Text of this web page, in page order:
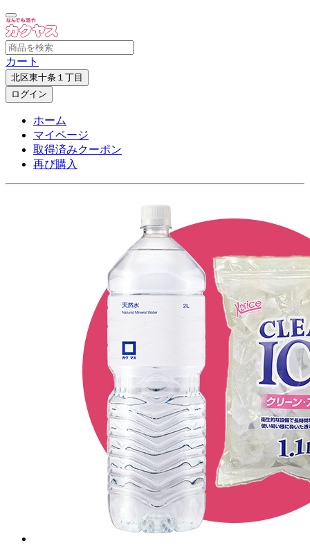
カート
北区東十条１丁目
ログイン
ホーム
マイページ
取得済みクーポン
再び購入